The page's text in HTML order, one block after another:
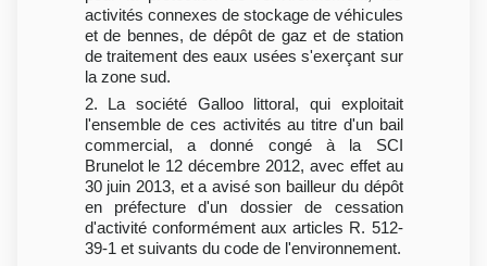
activités connexes de stockage de véhicules
et de bennes, de dépôt de gaz et de station
de traitement des eaux usées s'exerçant sur
la zone sud.
2. La société Galloo littoral, qui exploitait
l'ensemble de ces activités au titre d'un bail
commercial, a donné congé à la SCI
Brunelot le 12 décembre 2012, avec effet au
30 juin 2013, et a avisé son bailleur du dépôt
en préfecture d'un dossier de cessation
d'activité conformément aux articles R. 512-
39-1 et suivants du code de l'environnement.